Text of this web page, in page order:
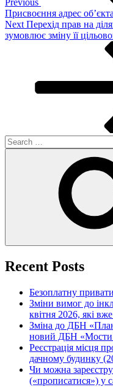
Previous
Присвоєння адрес
Next
Post
Next Перехід прав на
зумовлює зміну її
Search
for:
Recent Posts
Безоплатну
Зміни вимог до
квітня 2026, які
Зміна до ДБН
новий ДБН «Мости
Реєстрація місця
дачному будинку
Чи можна
(«прописатися») у